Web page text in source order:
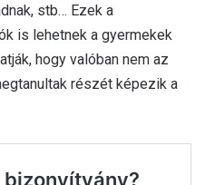
stb… Ezek a
is lehetnek a gyermekek
hogy valóban nem az
részét képezik a